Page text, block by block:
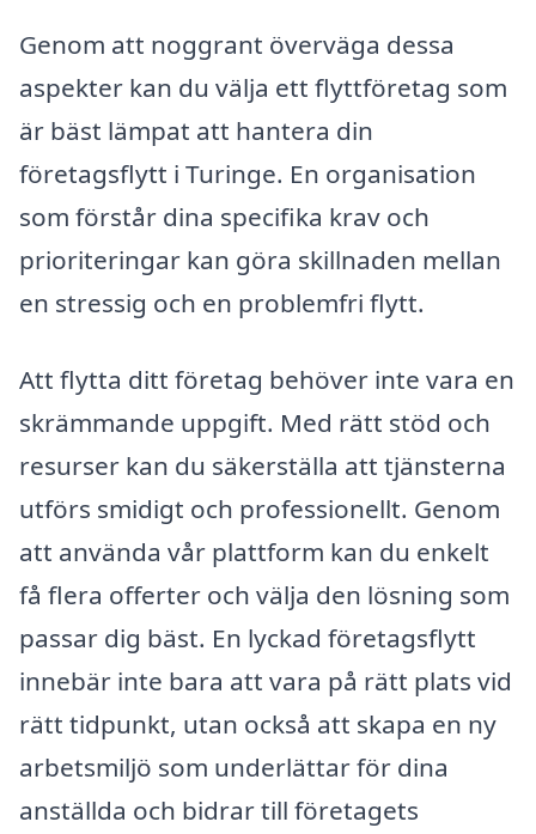
Genom att noggrant överväga dessa
aspekter kan du välja ett flyttföretag som
är bäst lämpat att hantera din
företagsflytt i Turinge. En organisation
som förstår dina specifika krav och
prioriteringar kan göra skillnaden mellan
en stressig och en problemfri flytt.
Att flytta ditt företag behöver inte vara en
skrämmande uppgift. Med rätt stöd och
resurser kan du säkerställa att tjänsterna
utförs smidigt och professionellt. Genom
att använda vår plattform kan du enkelt
få flera offerter och välja den lösning som
passar dig bäst. En lyckad företagsflytt
innebär inte bara att vara på rätt plats vid
rätt tidpunkt, utan också att skapa en ny
arbetsmiljö som underlättar för dina
anställda och bidrar till företagets